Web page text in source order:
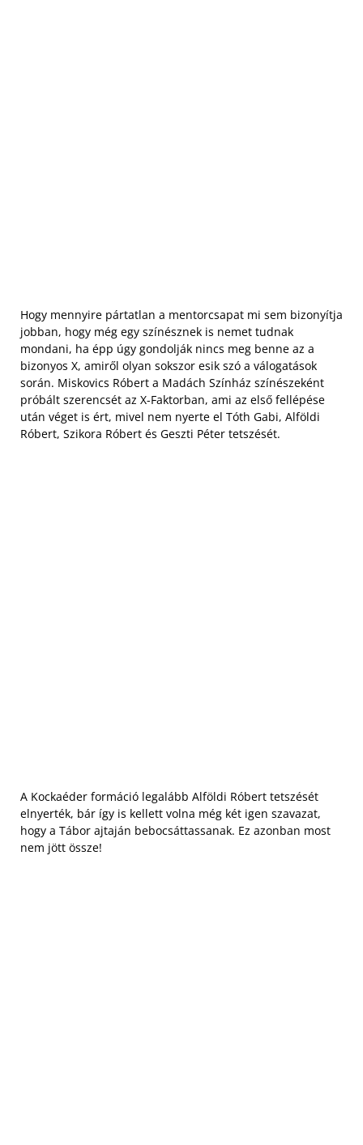
Hogy mennyire pártatlan a mentorcsapat mi sem bizonyítja
jobban, hogy még egy színésznek is nemet tudnak
mondani, ha épp úgy gondolják nincs meg benne az a
bizonyos X, amiről olyan sokszor esik szó a válogatások
során. Miskovics Róbert a Madách Színház színészeként
próbált szerencsét az X-Faktorban, ami az első fellépése
után véget is ért, mivel nem nyerte el Tóth Gabi, Alföldi
Róbert, Szikora Róbert és Geszti Péter tetszését.
A Kockaéder formáció legalább Alföldi Róbert tetszését
elnyerték, bár így is kellett volna még két igen szavazat,
hogy a Tábor ajtaján bebocsáttassanak. Ez azonban most
nem jött össze!